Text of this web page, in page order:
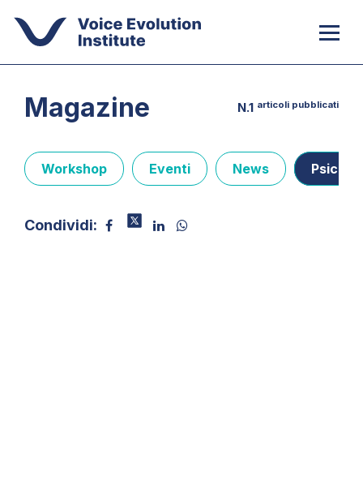
Magazine N.1 articoli pubblicati
Workshop Eventi News
Condividi: